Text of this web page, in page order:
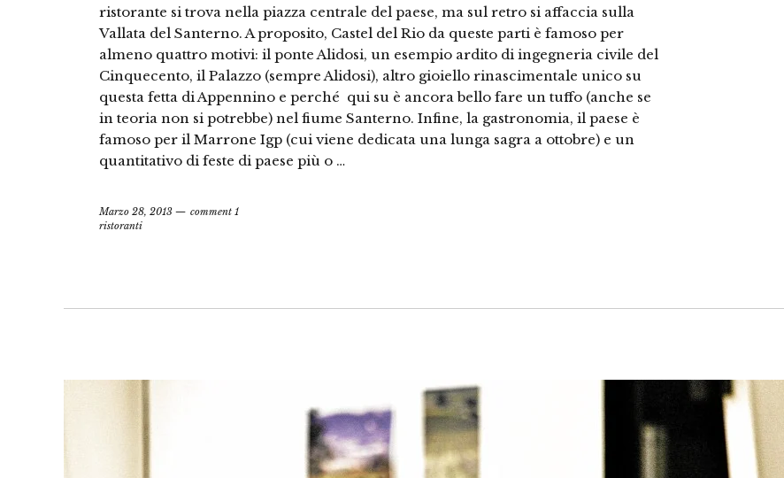
ristorante si trova nella piazza centrale del paese, ma sul retro si affaccia sulla
Vallata del Santerno. A proposito, Castel del Rio da queste parti è famoso per
almeno quattro motivi: il ponte Alidosi, un esempio ardito di ingegneria civile del
Cinquecento, il Palazzo (sempre Alidosi), altro gioiello rinascimentale unico su
questa fetta di Appennino e perché qui su è ancora bello fare un tuffo (anche se
in teoria non si potrebbe) nel fiume Santerno. Infine, la gastronomia, il paese è
famoso per il Marrone Igp (cui viene dedicata una lunga sagra a ottobre) e un
quantitativo di feste di paese più o …
Marzo 28, 2013
comment 1
ristoranti